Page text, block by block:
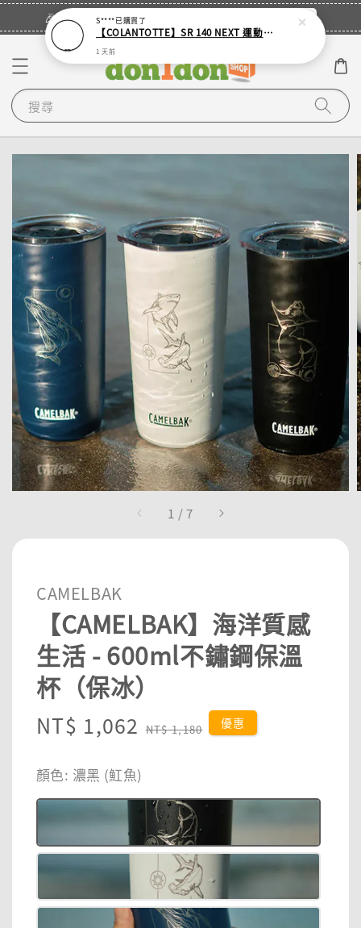
🎉登入會員・領取您的專屬折扣券！ 立即登入
搜尋
1 /7
CAMELBAK
【CAMELBAK】海洋質感
生活 - 600ml不鏽鋼保溫
杯（保冰）
Sale
NT$ 1,062 Regular
NT$ 1,180 優惠
顏色: 濃黑 (魟魚)
S****已購買了
【COLANTOTTE】SR 140 NEXT 運動機能磁石項圈
1 天前